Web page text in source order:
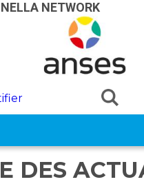
NETWORK
DES